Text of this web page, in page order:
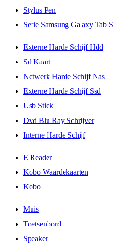
Stylus Pen
Serie Samsung Galaxy Tab S
Externe Harde Schijf Hdd
Sd Kaart
Netwerk Harde Schijf Nas
Externe Harde Schijf Ssd
Usb Stick
Dvd Blu Ray Schrijver
Interne Harde Schijf
E Reader
Kobo Waardekaarten
Kobo
Muis
Toetsenbord
Speaker